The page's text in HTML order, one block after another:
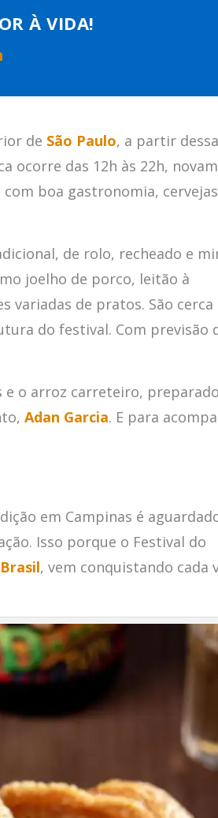
À VIDA!
de São Paulo, a partir dessa
ocorre das 12h às 22h,
boa gastronomia, cervejas
de rolo, recheado e
joelho de porco, leitão à
variadas de pratos. São cerca
do festival. Com previsão
e o arroz carreteiro,
Adan Garcia. E para
em Campinas é
Isso porque o Festival do
Brasil, vem conquistando cada